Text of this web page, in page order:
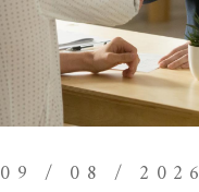
09 / 08 / 2026